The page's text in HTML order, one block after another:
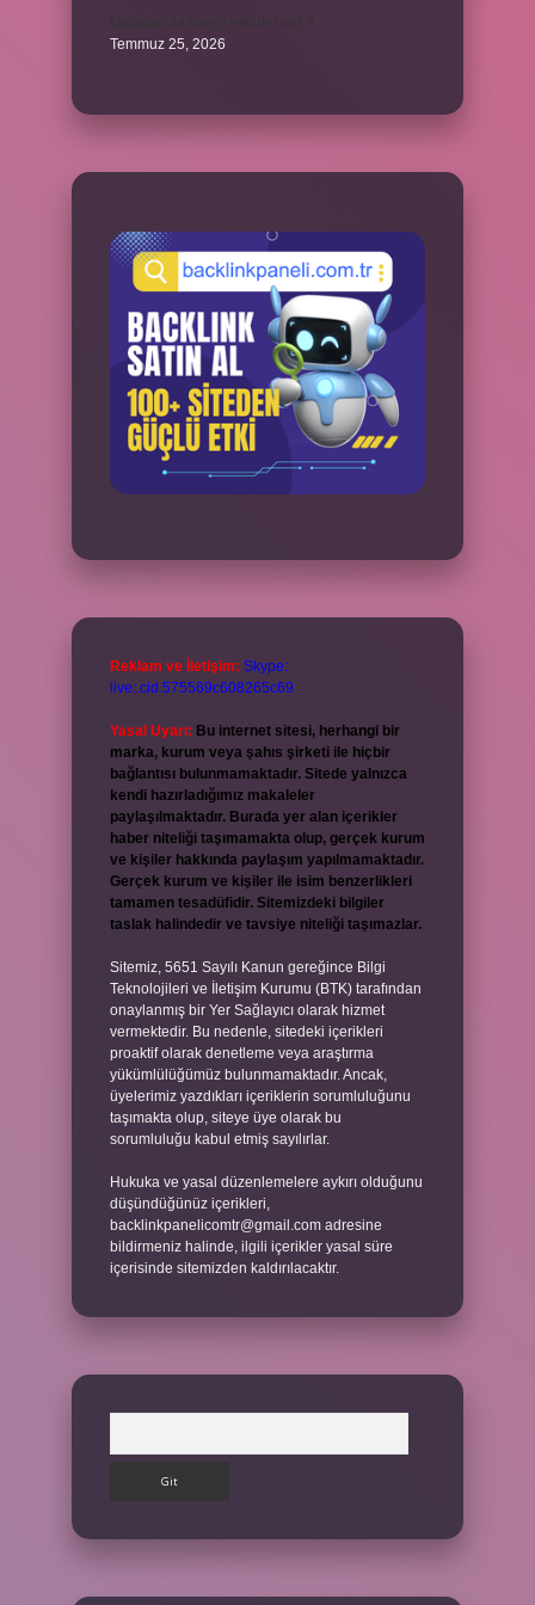
Temmuz 25, 2026
Reklam ve İletişim: Skype:
live:.cid.575569c608265c69
Yasal Uyarı: Bu internet sitesi, herhangi bir
marka, kurum veya şahıs şirketi ile hiçbir
bağlantısı bulunmamaktadır. Sitede yalnızca
kendi hazırladığımız makaleler
paylaşılmaktadır. Burada yer alan içerikler
haber niteliği taşımamakta olup, gerçek kurum
ve kişiler hakkında paylaşım yapılmamaktadır.
Gerçek kurum ve kişiler ile isim benzerlikleri
tamamen tesadüfidir. Sitemizdeki bilgiler
taslak halindedir ve tavsiye niteliği taşımazlar.
Sitemiz, 5651 Sayılı Kanun gereğince Bilgi
Teknolojileri ve İletişim Kurumu (BTK) tarafından
onaylanmış bir Yer Sağlayıcı olarak hizmet
vermektedir. Bu nedenle, sitedeki içerikleri
proaktif olarak denetleme veya araştırma
yükümlülüğümüz bulunmamaktadır. Ancak,
üyelerimiz yazdıkları içeriklerin sorumluluğunu
taşımakta olup, siteye üye olarak bu
sorumluluğu kabul etmiş sayılırlar.
Hukuka ve yasal düzenlemelere aykırı olduğunu
düşündüğünüz içerikleri,
backlinkpanelicomtr@gmail.com adresine
bildirmeniz halinde, ilgili içerikler yasal süre
içerisinde sitemizden kaldırılacaktır.